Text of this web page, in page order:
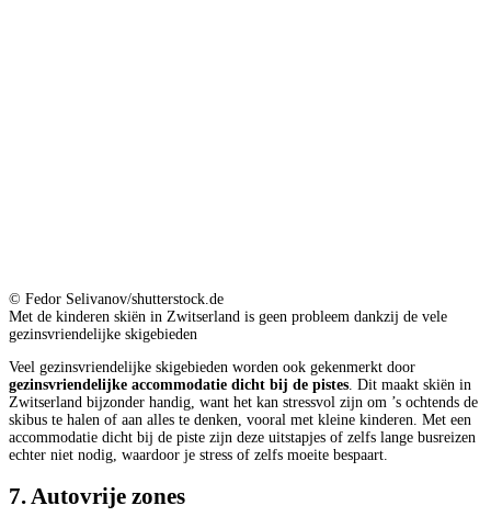
© Fedor Selivanov/shutterstock.de
Met de kinderen skiën in Zwitserland is geen probleem dankzij de vele
gezinsvriendelijke skigebieden
Veel gezinsvriendelijke skigebieden worden ook gekenmerkt door
gezinsvriendelijke accommodatie dicht bij de pistes . Dit maakt skiën in
Zwitserland bijzonder handig, want het kan stressvol zijn om ’s ochtends de
skibus te halen of aan alles te denken, vooral met kleine kinderen. Met een
accommodatie dicht bij de piste zijn deze uitstapjes of zelfs lange busreizen
echter niet nodig, waardoor je stress of zelfs moeite bespaart.
7. Autovrije zones